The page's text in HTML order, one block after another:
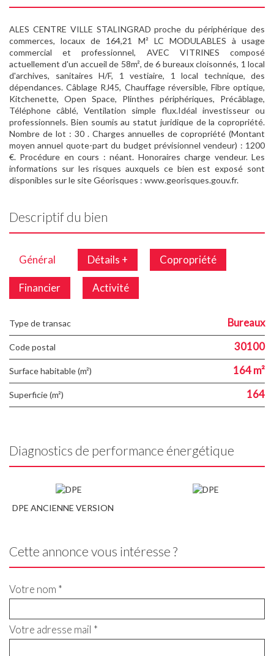
ALES CENTRE VILLE STALINGRAD proche du périphérique des
commerces, locaux de 164,21 M² LC MODULABLES à usage
commercial et professionnel, AVEC VITRINES composé
actuellement d'un accueil de 58m², de 6 bureaux cloisonnés, 1 local
d'archives, sanitaires H/F, 1 vestiaire, 1 local technique, des
dépendances. Câblage RJ45, Chauffage réversible, Fibre optique,
Kitchenette, Open Space, Plinthes périphériques, Précâblage,
Téléphone câblé, Ventilation simple flux.Idéal investisseur ou
professionnels. Bien soumis au statut juridique de la copropriété.
Nombre de lot : 30 . Charges annuelles de copropriété (Montant
moyen annuel quote-part du budget prévisionnel vendeur) : 1200
€. Procédure en cours : néant. Honoraires charge vendeur. Les
informations sur les risques auxquels ce bien est exposé sont
disponibles sur le site Géorisques : www.georisques.gouv.fr.
Descriptif du bien
Général Détails + Copropriété
Financier Activité
Type de transac Bureaux
Code postal 30100
Surface habitable (m²) 164 m²
Superficie (m²) 164
Diagnostics de performance énergétique
DPE ANCIENNE VERSION
Cette annonce vous intéresse ?
Votre nom *
Votre adresse mail *